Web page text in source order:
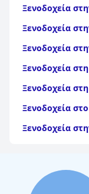
Ξενοδοχεία
Ξενοδοχεία
Ξενοδοχεία
Ξενοδοχεία
Ξενοδοχεία
Ξενοδοχεία
Ξενοδοχεία
Ξενοδοχεία
Ξενοδοχεία